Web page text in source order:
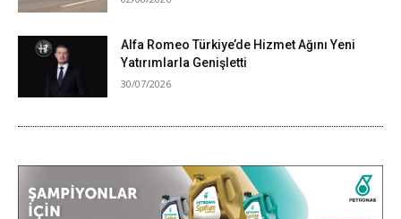
Alfa Romeo Türkiye’de Hizmet Ağını Yeni
Yatırımlarla Genişletti
30/07/2026